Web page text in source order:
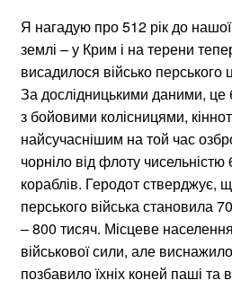
Я нагадую про 512 рік до
землі – у Крим і на терени
висадилося військо перського
За дослідницькими даними, це
з бойовими колісницями,
найсучаснішим на той час
чорніло від флоту чисельністю
кораблів. Геродот стверджує,
перського війська становила
– 800 тисяч. Місцеве
військової сили, але
позбавило їхніх коней паші та